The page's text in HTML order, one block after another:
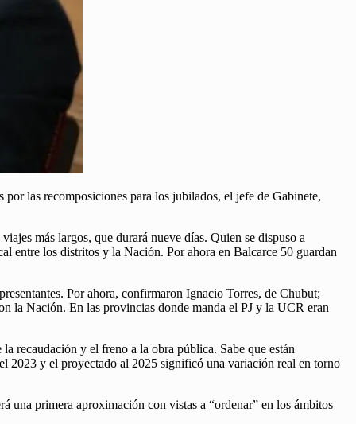
las recomposiciones para los jubilados, el jefe de Gabinete,
más largos, que durará nueve días. Quien se dispuso a
entre los distritos y la Nación. Por ahora en Balcarce 50 guardan
Por ahora, confirmaron Ignacio Torres, de Chubut;
la Nación. En las provincias donde manda el PJ y la UCR eran
recaudación y el freno a la obra pública. Sabe que están
2023 y el proyectado al 2025 significó una variación real en torno
una primera aproximación con vistas a “ordenar” en los ámbitos